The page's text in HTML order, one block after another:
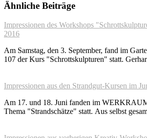
Ähnliche Beiträge
Impressionen des Workshops
2016
Am Samstag, den 3. September, fand im
107 der Kurs "Schrottskulpturen" statt.
Impressionen aus den Strandgut-Kursen im
Am 17. und 18. Juni fanden im
Thema "Strandschätze" statt. Aus selbst